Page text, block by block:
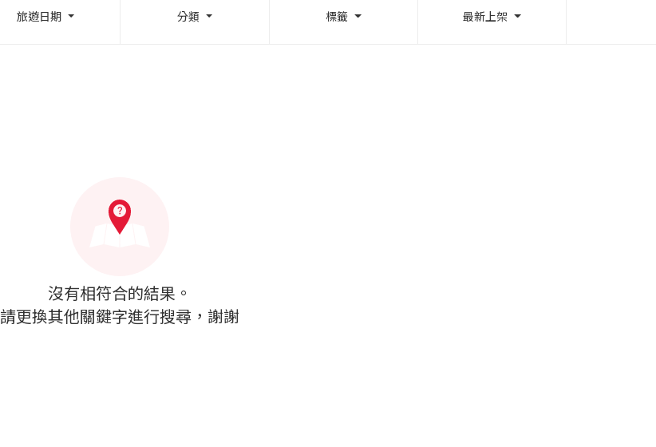
旅遊日期 分類 標籤 最新上架
沒有相符合的結果。
請更換其他關鍵字進行搜尋，謝謝